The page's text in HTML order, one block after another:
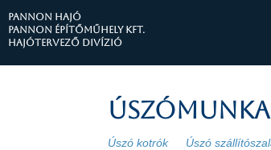
PANNON HAJÓ
Pannon Építőműhely Kft.
Hajótervező divízió
Úszó kotrók Úszó